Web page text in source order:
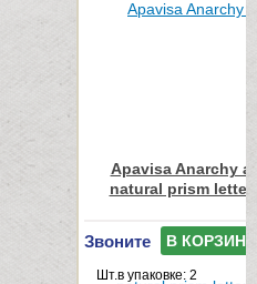
Apavisa Anarchy
natural prism
Звоните В КОРЗИНУ
Шт.в упаковке: 2